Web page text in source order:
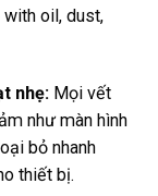
oil, dust,
nhẹ: Mọi vết
như màn hình
bỏ nhanh
thiết bị.